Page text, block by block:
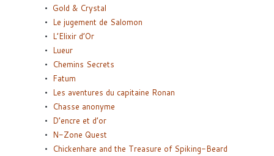
Gold & Crystal
Le jugement de Salomon
L’Elixir d’Or
Lueur
Chemins Secrets
Fatum
Les aventures du capitaine Ronan
Chasse anonyme
D’encre et d’or
N-Zone Quest
Chickenhare and the Treasure of Spiking-Beard